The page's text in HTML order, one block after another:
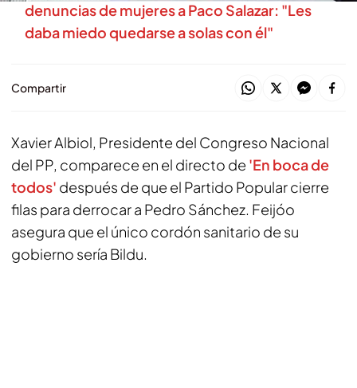
denuncias de mujeres a Paco Salazar: "Les
daba miedo quedarse a solas con él"
Compartir
Xavier Albiol, Presidente del Congreso Nacional
del PP, comparece en el directo de 'En boca de
todos' después de que el Partido Popular cierre
filas para derrocar a Pedro Sánchez. Feijóo
asegura que el único cordón sanitario de su
gobierno sería Bildu.